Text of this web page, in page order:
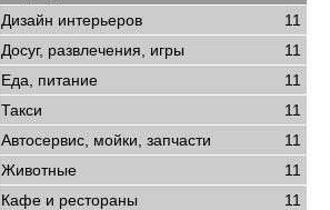
Дизайн интерьеров
11
Досуг, развлечения, игры
11
Еда, питание
11
Такси
11
Автосервис, мойки, запчасти
11
Животные
11
Кафе и рестораны
11